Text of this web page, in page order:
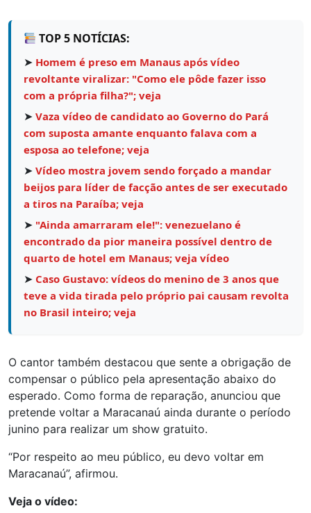
TOP 5 NOTÍCIAS:
➤ Homem é preso em Manaus após vídeo
revoltante viralizar: "Como ele pôde fazer isso
com a própria filha?"; veja
➤ Vaza vídeo de candidato ao Governo do Pará
com suposta amante enquanto falava com a
esposa ao telefone; veja
➤ Vídeo mostra jovem sendo forçado a mandar
beijos para líder de facção antes de ser executado
a tiros na Paraíba; veja
➤ "Ainda amarraram ele!": venezuelano é
encontrado da pior maneira possível dentro de
quarto de hotel em Manaus; veja vídeo
➤ Caso Gustavo: vídeos do menino de 3 anos que
teve a vida tirada pelo próprio pai causam revolta
no Brasil inteiro; veja
O cantor também destacou que sente a obrigação de
compensar o público pela apresentação abaixo do
esperado. Como forma de reparação, anunciou que
pretende voltar a Maracanaú ainda durante o período
junino para realizar um show gratuito.
“Por respeito ao meu público, eu devo voltar em
Maracanaú”, afirmou.
Veja o vídeo: